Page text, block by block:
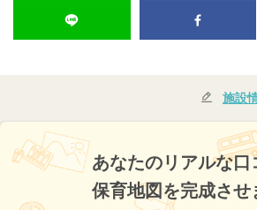
施設
あなたのリアルな口
保育地図を完成させ